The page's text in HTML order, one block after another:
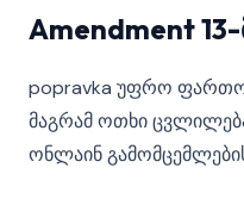
Amendment
popravka უფრო
მაგრამ ოთხი
ონლაინ